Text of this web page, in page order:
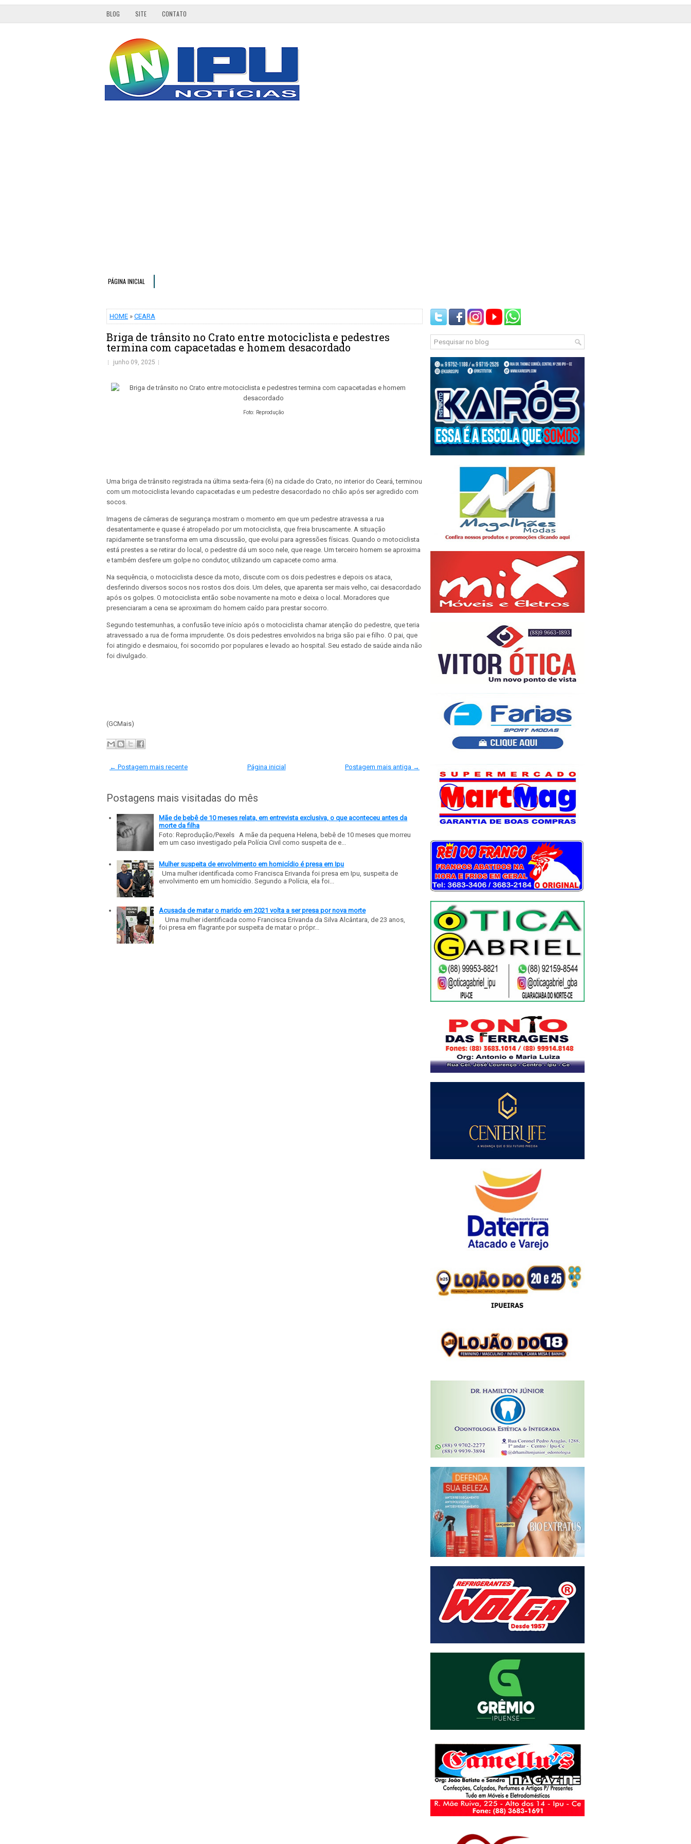
BLOG SITE CONTATO
PÁGINA INICIAL
HOME » CEARA
Briga de trânsito no Crato entre motociclista e pedestres
termina com capacetadas e homem desacordado
junho 09, 2025
Foto: Reprodução
Uma briga de trânsito registrada na última sexta-feira (6) na cidade do Crato, no interior do Ceará, terminou
com um motociclista levando capacetadas e um pedestre desacordado no chão após ser agredido com
socos.
Imagens de câmeras de segurança mostram o momento em que um pedestre atravessa a rua
desatentamente e quase é atropelado por um motociclista, que freia bruscamente. A situação
rapidamente se transforma em uma discussão, que evolui para agressões físicas. Quando o motociclista
está prestes a se retirar do local, o pedestre dá um soco nele, que reage. Um terceiro homem se aproxima
e também desfere um golpe no condutor, utilizando um capacete como arma.
Na sequência, o motociclista desce da moto, discute com os dois pedestres e depois os ataca,
desferindo diversos socos nos rostos dos dois. Um deles, que aparenta ser mais velho, cai desacordado
após os golpes. O motociclista então sobe novamente na moto e deixa o local. Moradores que
presenciaram a cena se aproximam do homem caído para prestar socorro.
Segundo testemunhas, a confusão teve início após o motociclista chamar atenção do pedestre, que teria
atravessado a rua de forma imprudente. Os dois pedestres envolvidos na briga são pai e filho. O pai, que
foi atingido e desmaiou, foi socorrido por populares e levado ao hospital. Seu estado de saúde ainda não
foi divulgado.
(GCMais)
← Postagem mais recente Postagem mais antiga →
Página inicial
Postagens mais visitadas do mês
Mãe de bebê de 10 meses relata, em entrevista exclusiva, o que aconteceu antes da
morte da filha
Foto: Reprodução/Pexels A mãe da pequena Helena, bebê de 10 meses que morreu
em um caso investigado pela Polícia Civil como suspeita de e...
Mulher suspeita de envolvimento em homicídio é presa em Ipu
Uma mulher identificada como Francisca Erivanda foi presa em Ipu, suspeita de
envolvimento em um homicídio. Segundo a Polícia, ela foi...
Acusada de matar o marido em 2021 volta a ser presa por nova morte
Uma mulher identificada como Francisca Erivanda da Silva Alcântara, de 23 anos,
foi presa em flagrante por suspeita de matar o própr...